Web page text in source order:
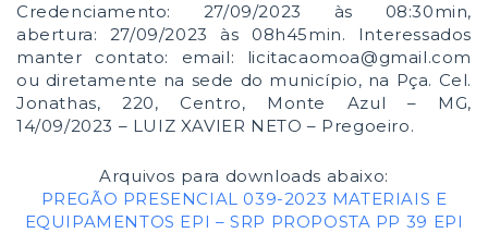
Credenciamento: 27/09/2023 às 08:30min,
abertura: 27/09/2023 às 08h45min. Interessados
manter contato: email: licitacaomoa@gmail.com
ou diretamente na sede do município, na Pça. Cel.
Jonathas, 220, Centro, Monte Azul – MG,
14/09/2023 – LUIZ XAVIER NETO – Pregoeiro.
Arquivos para downloads abaixo:
PREGÃO PRESENCIAL 039-2023 MATERIAIS E
EQUIPAMENTOS EPI – SRP PROPOSTA PP 39 EPI